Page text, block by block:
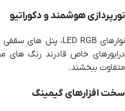
نورپردازی هوشمند و دکوراتیو
درایورهای خاص قادرند رنگ‌
متفاوت ببخشند.
سخت‌ افزارهای گیمینگ